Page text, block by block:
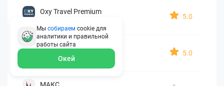
Oxy Travel Premium
5.0
УралСиб
24 место 1 отзыв
5.0
МАКС
Мы собираем cookie для
аналитики и правильной
работы сайта
Окей